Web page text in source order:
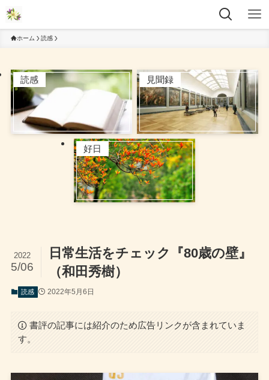
ホーム 読感
読感 見聞録
好日
日常生活をチェック『80歳の壁』
（和田秀樹）
2022
5/06
読感 2022年5月6日
書評の記事には紹介のため広告リンクが含まれていま
す。